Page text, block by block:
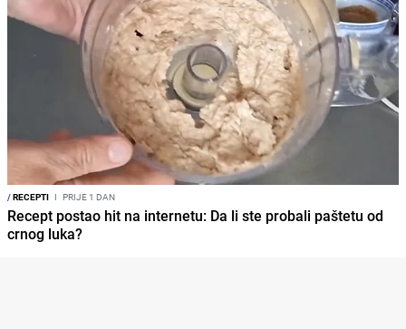
/RECEPTI I PRIJE 1 DAN
Recept postao hit na internetu: Da li ste probali paštetu od
crnog luka?